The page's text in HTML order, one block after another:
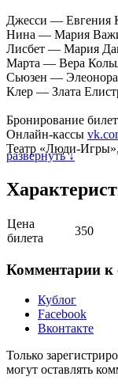
Джесси — Евгения
Нина — Мария
Лисбет — Мария
Марта — Вера
Сьюзен —
Клер — Злата
Бронирование
Онлайн-кассы
Театр «Люди-
развернуть ↓
Цена
билета
350
Комментарии к
Кублог
Facebook
Вконтакте
Только
могут оставлять